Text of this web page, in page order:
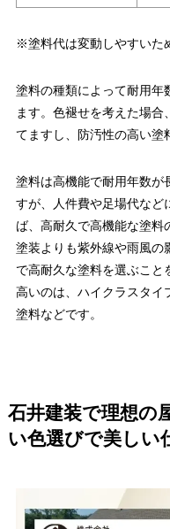
※塗料代は変動しやすいた
塗料の種類によって耐用年
ます。色褪せを考えた場
てますし、防汚性の高い塗
塗料は高機能で耐用年数が
すが、人件費や足場代など
ば、高耐久で高機能な塗料
塗装よりも紫外線や雨風の
で高耐久な塗料を選ぶこと
高いのは、ハイクラスタイ
塗料などです。
石井建装で理想の
い色選びで美しい